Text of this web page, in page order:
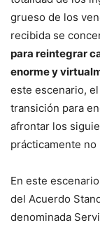
grueso de los
recibida se
para reintegrar
enorme y
este escenario,
transición para
afrontar los
prácticamente
En este
del Acuerdo
denominada